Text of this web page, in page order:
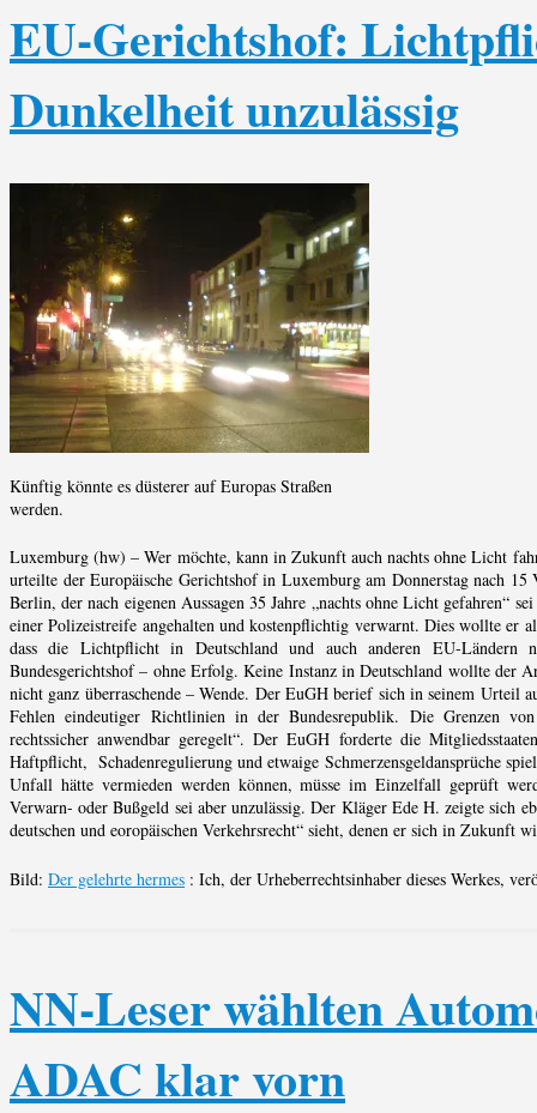
EU-Gerichtshof:
Dunkelheit unzulässig
Künftig könnte es düsterer auf Europas Straßen
werden.
Luxemburg (hw) – Wer möchte, kann in Zukunft auch nachts ohne Licht
urteilte der Europäische Gerichtshof in Luxemburg am Donnerstag nach
Berlin, der nach eigenen Aussagen 35 Jahre „nachts ohne Licht gefahren“
einer Polizeistreife angehalten und kostenpflichtig verwarnt. Dies wollte er
dass die Lichtpflicht in Deutschland und auch anderen EU-
Bundesgerichtshof – ohne Erfolg. Keine Instanz in Deutschland wollte der
nicht ganz überraschende – Wende. Der EuGH berief sich in seinem
Fehlen eindeutiger Richtlinien in der Bundesrepublik. Die Grenzen
rechtssicher anwendbar geregelt“. Der EuGH forderte die
Haftpflicht, Schadenregulierung und etwaige Schmerzensgeldansprüche
Unfall hätte vermieden werden können, müsse im Einzelfall geprüft
Verwarn- oder Bußgeld sei aber unzulässig. Der Kläger Ede H. zeigte sich
deutschen und eoropäischen Verkehrsrecht“ sieht, denen er sich in Zukunft
Bild: Der gelehrte hermes : Ich, der Urheberrechtsinhaber dieses Werkes,
NN-Leser wählten
ADAC klar vorn